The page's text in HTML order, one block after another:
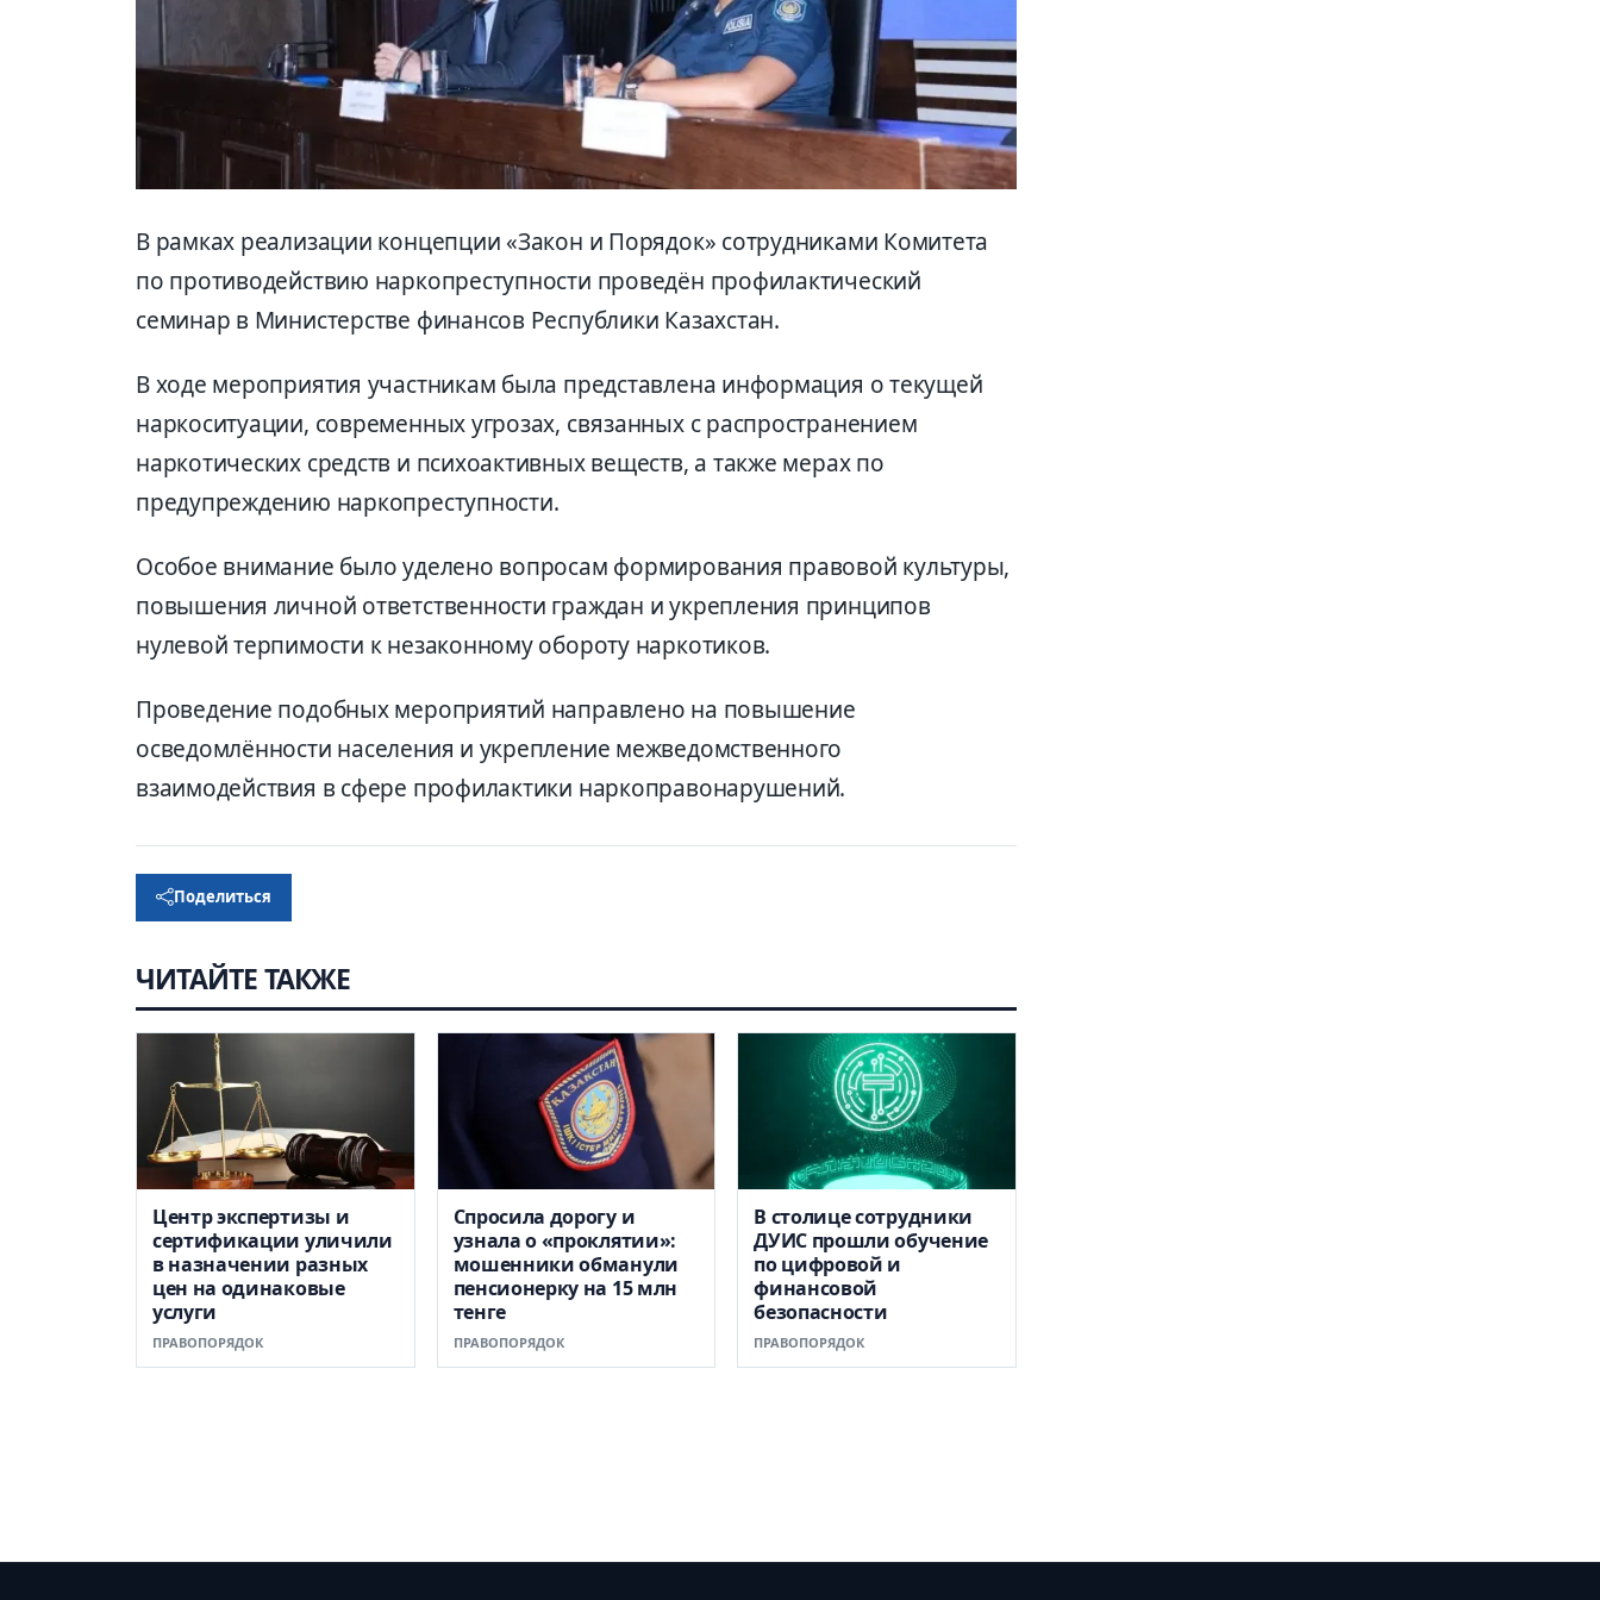
В рамках реализации концепции «Закон и Порядок» сотрудниками Комитета
по противодействию наркопреступности проведён профилактический
семинар в Министерстве финансов Республики Казахстан.
В ходе мероприятия участникам была представлена информация о текущей
наркоситуации, современных угрозах, связанных с распространением
наркотических средств и психоактивных веществ, а также мерах по
предупреждению наркопреступности.
Особое внимание было уделено вопросам формирования правовой культуры,
повышения личной ответственности граждан и укрепления принципов
нулевой терпимости к незаконному обороту наркотиков.
Проведение подобных мероприятий направлено на повышение
осведомлённости населения и укрепление межведомственного
взаимодействия в сфере профилактики наркоправонарушений.
Поделиться
ЧИТАЙТЕ ТАКЖЕ
Центр экспертизы и
сертификации уличили
в назначении разных
цен на одинаковые
услуги
ПРАВОПОРЯДОК
Спросила дорогу и
узнала о «проклятии»:
мошенники обманули
пенсионерку на 15 млн
тенге
ПРАВОПОРЯДОК
В столице сотрудники
ДУИС прошли обучение
по цифровой и
финансовой
безопасности
ПРАВОПОРЯДОК